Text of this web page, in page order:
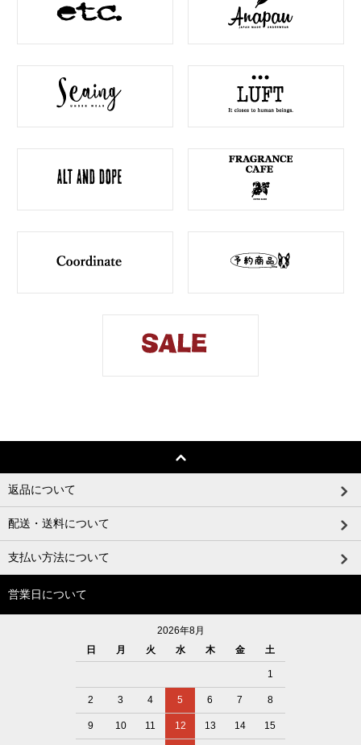
返品について
配送・送料について
支払い方法について
営業日について
2026年8月
日
月 火 水 木 金 土
1
2 3 4 5 6 7 8
9 10 11 12 13 14 15